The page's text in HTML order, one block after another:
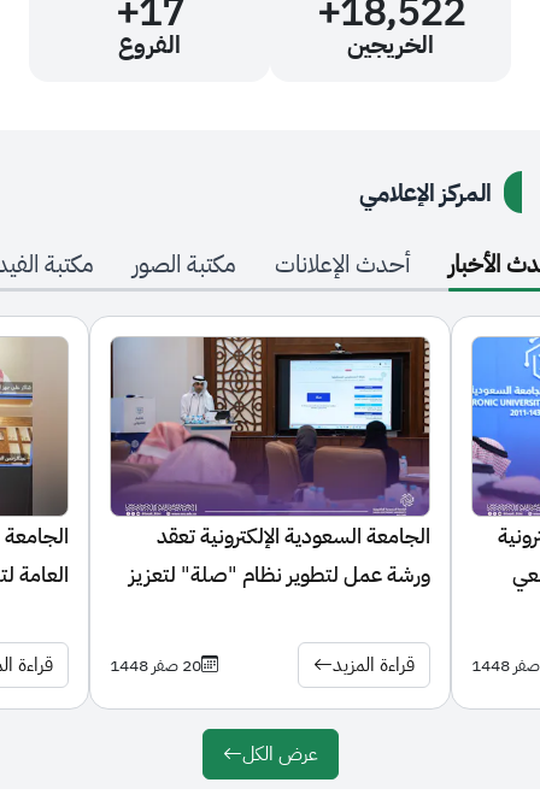
+
الخريجين
الإعلامي
أحدث الإعلانات مكتبة الصور مكتبة الفيديو
الجامعة السعودية الإلكترونية تعقد
ورشة عمل لتطوير نظام "صلة" لتعزيز
قراءة المزيد
الجامعة السعودية
العامة لتنظيم
قراءة المزيد